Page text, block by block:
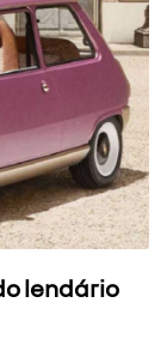
lendário